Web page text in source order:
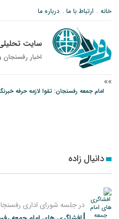
خانه ارتباط با ما درباره ما
سایت
اخبار رفسنجان
امام جمعه رفسنجان: تقوا لازمه حرفه
پیش‌بینی هواشناسی برای استان کرمان؛
دانیال زاده
در جلسه شورای اداری